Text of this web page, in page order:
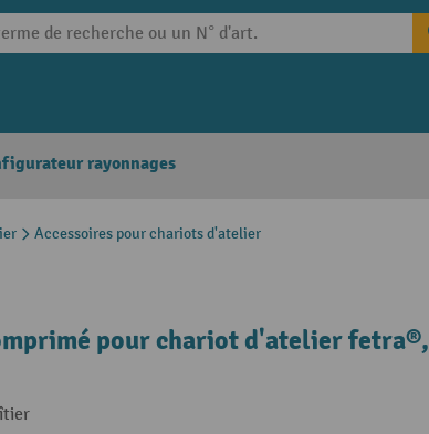
rayonnages
Accessoires pour chariots d'atelier
pour chariot d'atelier fetra®,